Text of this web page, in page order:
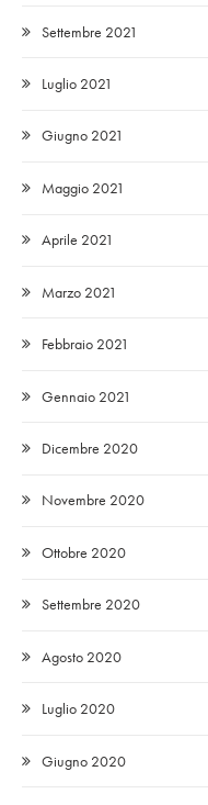
Settembre 2021
Luglio 2021
Giugno 2021
Maggio 2021
Aprile 2021
Marzo 2021
Febbraio 2021
Gennaio 2021
Dicembre 2020
Novembre 2020
Ottobre 2020
Settembre 2020
Agosto 2020
Luglio 2020
Giugno 2020